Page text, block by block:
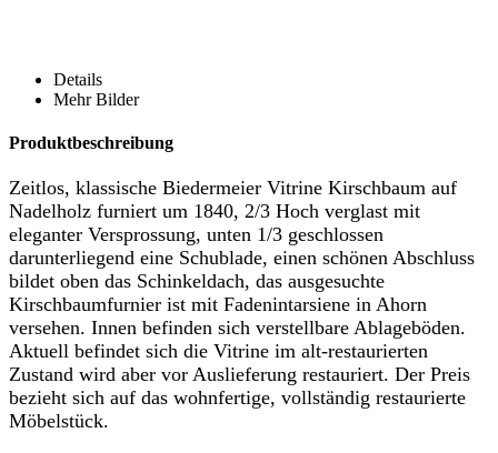
Details
Mehr Bilder
Produktbeschreibung
Zeitlos, klassische Biedermeier Vitrine Kirschbaum auf
Nadelholz furniert um 1840, 2/3 Hoch verglast mit
eleganter Versprossung, unten 1/3 geschlossen
darunterliegend eine Schublade, einen schönen Abschluss
bildet oben das Schinkeldach, das ausgesuchte
Kirschbaumfurnier ist mit Fadenintarsiene in Ahorn
versehen. Innen befinden sich verstellbare Ablageböden.
Aktuell befindet sich die Vitrine im alt-restaurierten
Zustand wird aber vor Auslieferung restauriert. Der Preis
bezieht sich auf das wohnfertige, vollständig restaurierte
Möbelstück.